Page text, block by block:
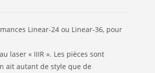
Linear-24 ou Linear-36, pour
laser « IIIR ». Les pièces sont
ait autant de style que de